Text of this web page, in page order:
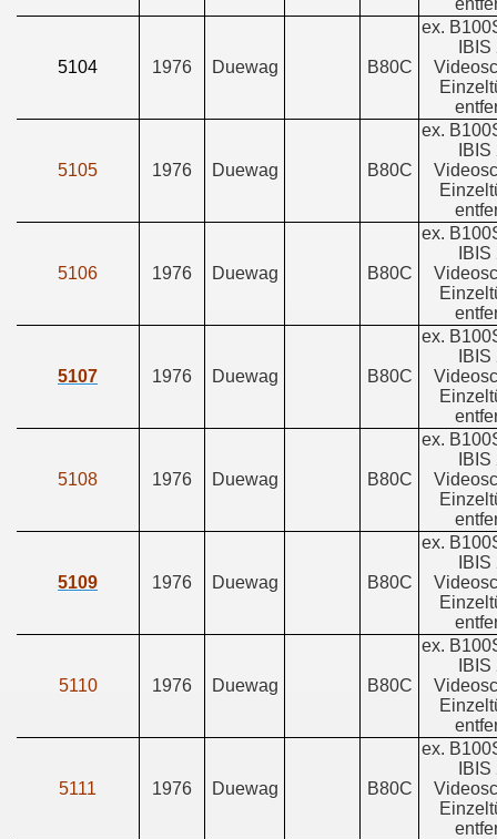
5104 1976 Duewag B80C
ex.
IBIS
5105 1976 Duewag B80C
ex.
IBIS
5106 1976 Duewag B80C
ex.
IBIS
5107 1976 Duewag B80C
ex.
IBIS
5108 1976 Duewag B80C
ex.
IBIS
5109 1976 Duewag B80C
ex.
IBIS
5110 1976 Duewag B80C
ex.
IBIS
5111 1976 Duewag B80C
ex.
IBIS